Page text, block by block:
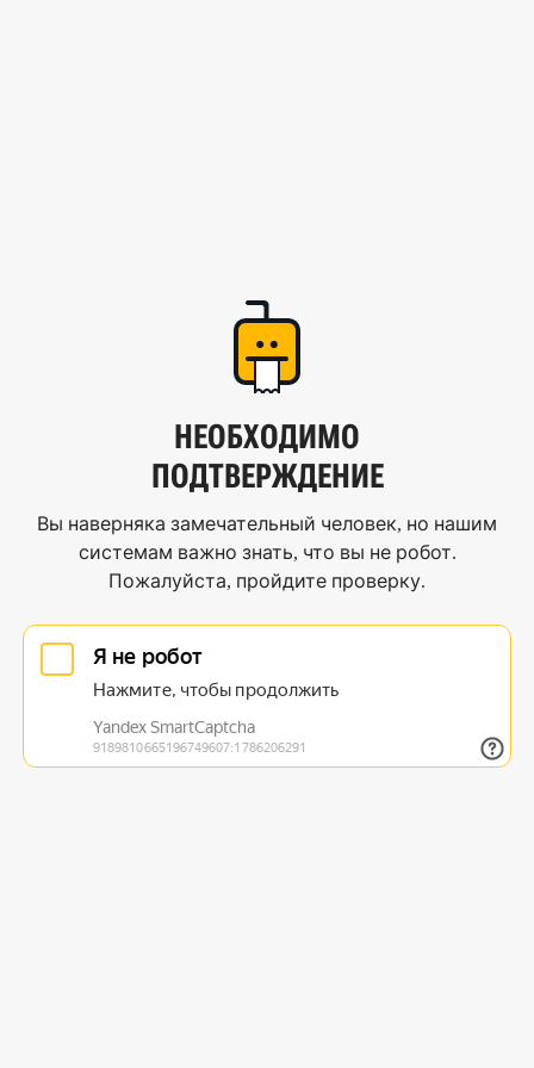
НЕОБХОДИМО
ПОДТВЕРЖДЕНИЕ
Вы наверняка замечательный человек, но нашим
системам важно знать, что вы не робот.
Пожалуйста, пройдите проверку.